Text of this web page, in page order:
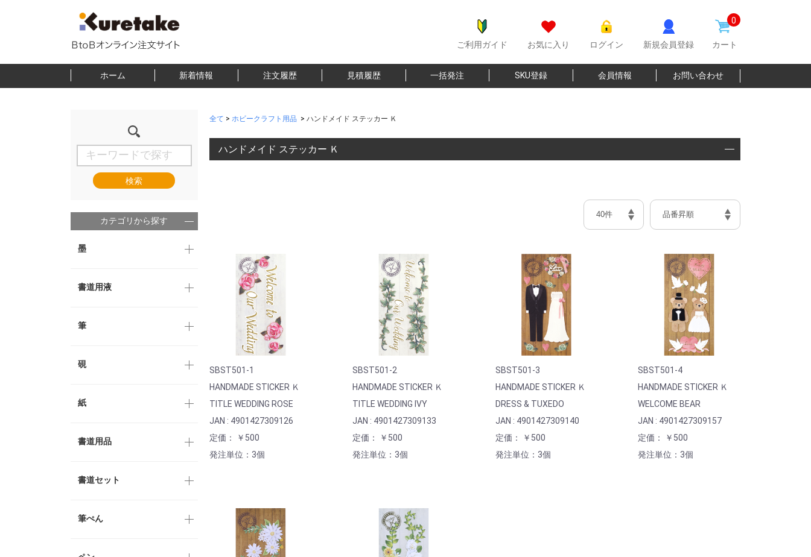
ご利用ガイド お気に入り ログイン 新規会員登録
0
カート
ホーム 新着情報 注文履歴 見積履歴 一括発注 SKU登録 会員情報 お問い合わせ
検索
カテゴリから探す
墨
書道用液
筆
硯
紙
書道用品
書道セット
筆ぺん
全て > ホビークラフト用品 > ハンドメイド ステッカー Ｋ
ハンドメイド ステッカー Ｋ
SBST501-1
HANDMADE STICKER Ｋ
TITLE WEDDING ROSE
JAN : 4901427309126
定価： ￥500
発注単位：3個
SBST501-2
HANDMADE STICKER Ｋ
TITLE WEDDING IVY
JAN : 4901427309133
定価： ￥500
発注単位：3個
SBST501-3
HANDMADE STICKER Ｋ
DRESS & TUXEDO
JAN : 4901427309140
定価： ￥500
発注単位：3個
SBST501-4
HANDMADE STICKER Ｋ
WELCOME BEAR
JAN : 4901427309157
定価： ￥500
発注単位：3個